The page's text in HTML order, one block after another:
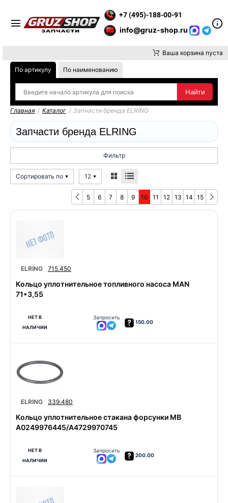
+7 (495)-188-00-91
info@gruz-shop.ru
Ваша корзина пуста
По артикулу По наименованию
Главная / Каталог / Запчасти бренда ELRING
Запчасти бренда ELRING
Фильтр
Сортировать по 12
5 6 7 8 9 10 11 12 13 14 15
ELRING 715.450
Кольцо уплотнительное топливного насоса MAN
71*3,55
НЕТ В
НАЛИЧИИ
Запросить
150.00
ELRING 339.480
Кольцо уплотнительное стакана форсунки MB
A0249976445/A4729970745
НЕТ В
НАЛИЧИИ
Запросить
200.00